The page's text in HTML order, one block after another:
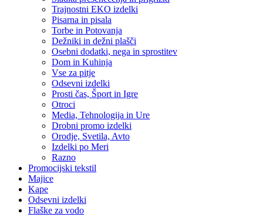
Trajnostni EKO izdelki
Pisarna in pisala
Torbe in Potovanja
Dežniki in dežni plašči
Osebni dodatki, nega in sprostitev
Dom in Kuhinja
Vse za pitje
Odsevni izdelki
Prosti čas, Šport in Igre
Otroci
Media, Tehnologija in Ure
Drobni promo izdelki
Orodje, Svetila, Avto
Izdelki po Meri
Razno
Promocijski tekstil
Majice
Kape
Odsevni izdelki
Flaške za vodo